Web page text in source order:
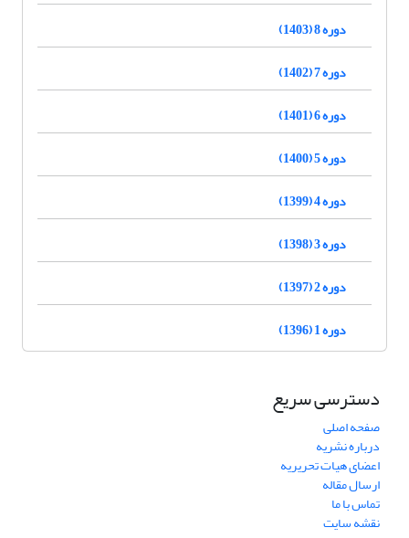
دوره 8 (1403)
دوره 7 (1402)
دوره 6 (1401)
دوره 5 (1400)
دوره 4 (1399)
دوره 3 (1398)
دوره 2 (1397)
دوره 1 (1396)
دسترسی سریع
صفحه اصلی
درباره نشریه
اعضای هیات تحریریه
ارسال مقاله
تماس با ما
نقشه سایت